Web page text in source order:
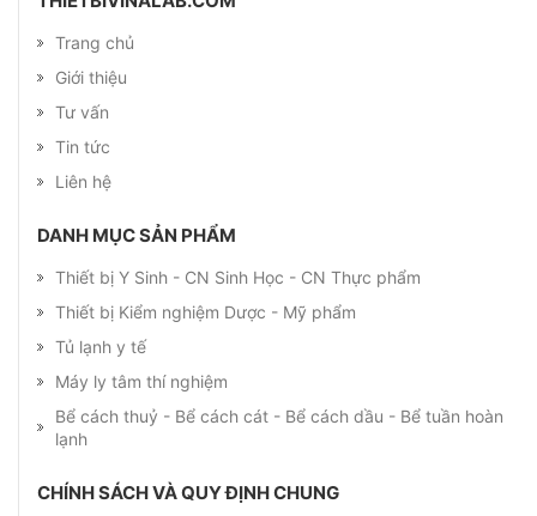
Trang chủ
Giới thiệu
Tư vấn
Tin tức
Liên hệ
DANH MỤC SẢN PHẨM
Thiết bị Y Sinh - CN Sinh Học - CN Thực phẩm
Thiết bị Kiểm nghiệm Dược - Mỹ phẩm
Tủ lạnh y tế
Máy ly tâm thí nghiệm
Bể cách thuỷ - Bể cách cát - Bể cách dầu - Bể tuần hoàn
lạnh
CHÍNH SÁCH VÀ QUY ĐỊNH CHUNG